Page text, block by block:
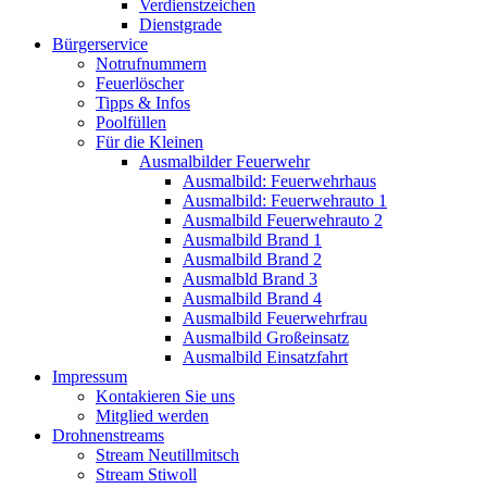
Verdienstzeichen
Dienstgrade
Bürgerservice
Notrufnummern
Feuerlöscher
Tipps & Infos
Poolfüllen
Für die Kleinen
Ausmalbilder Feuerwehr
Ausmalbild: Feuerwehrhaus
Ausmalbild: Feuerwehrauto 1
Ausmalbild Feuerwehrauto 2
Ausmalbild Brand 1
Ausmalbild Brand 2
Ausmalbld Brand 3
Ausmalbild Brand 4
Ausmalbild Feuerwehrfrau
Ausmalbild Großeinsatz
Ausmalbild Einsatzfahrt
Impressum
Kontakieren Sie uns
Mitglied werden
Drohnenstreams
Stream Neutillmitsch
Stream Stiwoll